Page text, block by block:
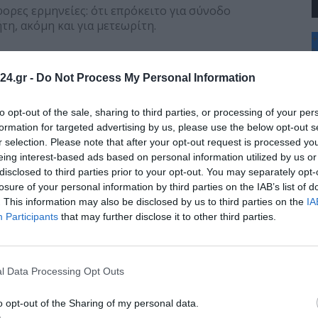
- Do Not Process My Personal Information
opt-out of the sale, sharing to third parties, or processing of your
for targeted advertising by us, please use the below opt-out
selection. Please note that after your opt-out request is processed
interest-based ads based on personal information utilized by us
to third parties prior to your opt-out. You may separately
of your personal information by third parties on the IAB’s list of
This information may also be disclosed by us to third parties on the
Participants that may further disclose it to other third parties.
Data Processing Opt Outs
opt-out of the Sharing of my personal data.
ερμηνείες: ότι επρόκειτο για σύνοδο
ακόμη και για μετεωρίτη.
τις ερμηνείες αυτές.
τους Χριστιανούς δεν είναι τόσο η φύση του
του Μεσσία, που εκπληρώνει τις προφητείες
τους ανθρώπους από τις αμαρτίες τους.
πηγές για τη γέννηση του Ιησού περιέχονται
και οι μόνοι από τους τέσσερεις Ευαγγελιστές
έλαβε καθολική μορφή στα μέσα του 4ου
6 Ιανουαρίου μαζί με τη Βάπτιση κατά την εορτή
+
°